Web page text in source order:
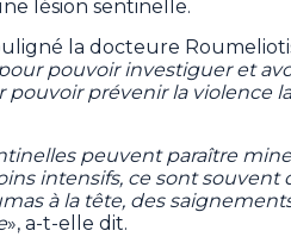
lésion sentinelle.
la docteure
pouvoir investiguer et
pouvoir prévenir la violence
peuvent paraître
intensifs, ce sont souvent
à la tête, des
», a-t-elle dit.